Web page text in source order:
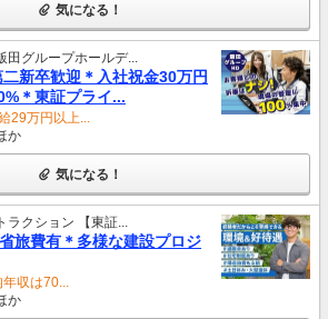
気になる！
グループホールデ...
新卒歓迎＊入社祝金30万円
＊東証プライ...
万円以上...
か
気になる！
クション 【東証...
旅費有＊多様な建設プロジ
収は70...
か